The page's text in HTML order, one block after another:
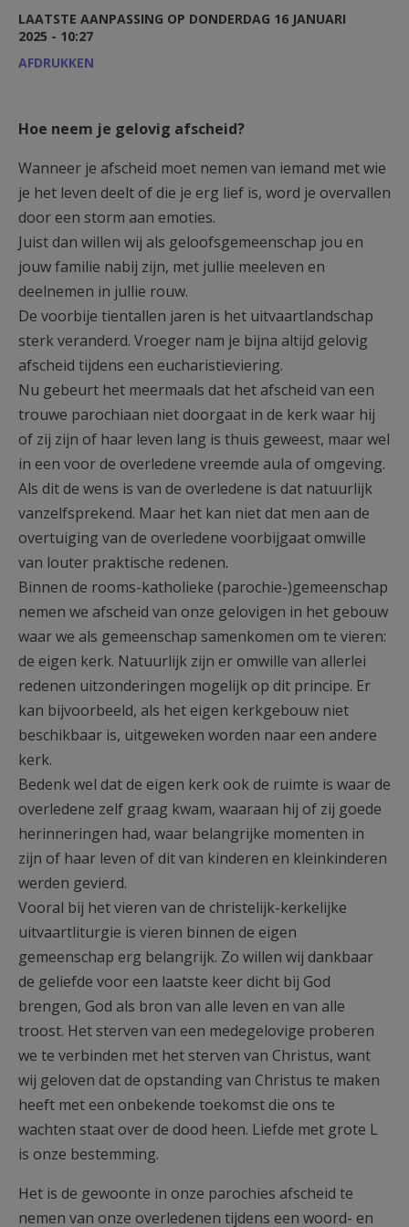
AANMELDEN OF REGISTREREN
LAATSTE AANPASSING OP DONDERDAG 16 JANUARI
2025 - 10:27
AFDRUKKEN
Hoe neem je gelovig afscheid?
Wanneer je afscheid moet nemen van iemand met wie
je het leven deelt of die je erg lief is, word je overvallen
door een storm aan emoties.
Juist dan willen wij als geloofsgemeenschap jou en
jouw familie nabij zijn, met jullie meeleven en
deelnemen in jullie rouw.
De voorbije tientallen jaren is het uitvaartlandschap
sterk veranderd. Vroeger nam je bijna altijd gelovig
afscheid tijdens een eucharistieviering.
Nu gebeurt het meermaals dat het afscheid van een
trouwe parochiaan niet doorgaat in de kerk waar hij
of zij zijn of haar leven lang is thuis geweest, maar wel
in een voor de overledene vreemde aula of omgeving.
Als dit de wens is van de overledene is dat natuurlijk
vanzelfsprekend. Maar het kan niet dat men aan de
overtuiging van de overledene voorbijgaat omwille
van louter praktische redenen.
Binnen de rooms-katholieke (parochie-)gemeenschap
nemen we afscheid van onze gelovigen in het gebouw
waar we als gemeenschap samenkomen om te vieren:
de eigen kerk. Natuurlijk zijn er omwille van allerlei
redenen uitzonderingen mogelijk op dit principe. Er
kan bijvoorbeeld, als het eigen kerkgebouw niet
beschikbaar is, uitgeweken worden naar een andere
kerk.
Bedenk wel dat de eigen kerk ook de ruimte is waar de
overledene zelf graag kwam, waaraan hij of zij goede
herinneringen had, waar belangrijke momenten in
zijn of haar leven of dit van kinderen en kleinkinderen
werden gevierd.
Vooral bij het vieren van de christelijk-kerkelijke
uitvaartliturgie is vieren binnen de eigen
gemeenschap erg belangrijk. Zo willen wij dankbaar
de geliefde voor een laatste keer dicht bij God
brengen, God als bron van alle leven en van alle
troost. Het sterven van een medegelovige proberen
we te verbinden met het sterven van Christus, want
wij geloven dat de opstanding van Christus te maken
heeft met een onbekende toekomst die ons te
wachten staat over de dood heen. Liefde met grote L
is onze bestemming.
Het is de gewoonte in onze parochies afscheid te
nemen van onze overledenen tijdens een woord- en